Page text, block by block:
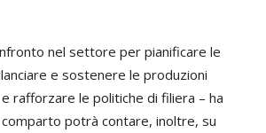
nel settore per pianificare le
e sostenere le produzioni
e rafforzare le politiche di filiera – ha
potrà contare, inoltre, su